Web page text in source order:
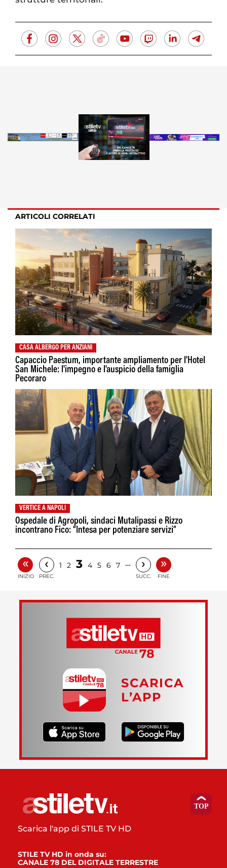
ARTICOLI CORRELATI
CASA ALBERGO PER ANZIANI
Capaccio Paestum, importante ampliamento per l'Hotel
San Michele: l'impegno e l'auspicio della famiglia
Pecoraro
VERTICE A NAPOLI
Ospedale di Agropoli, sindaci Mutalipassi e Rizzo
incontrano Fico: “Intesa per potenziare servizi”
«
INIZIO
‹
PREC.
1 2 3 4 5 6 7 … ›
SUCC.
»
FINE
SCARICA
L’APP
Scarica l'app di STILE TV HD
STILE TV HD in onda su:
CANALE 78 DEL DIGITALE TERRESTRE